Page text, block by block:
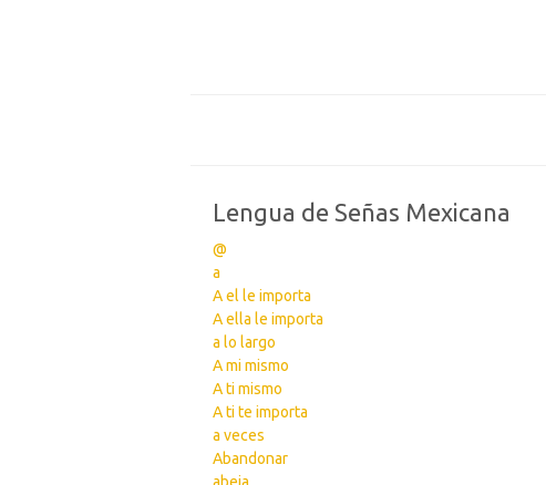
Lengua de Señas Mexicana
@
a
A el le importa
A ella le importa
a lo largo
A mi mismo
A ti mismo
A ti te importa
a veces
Abandonar